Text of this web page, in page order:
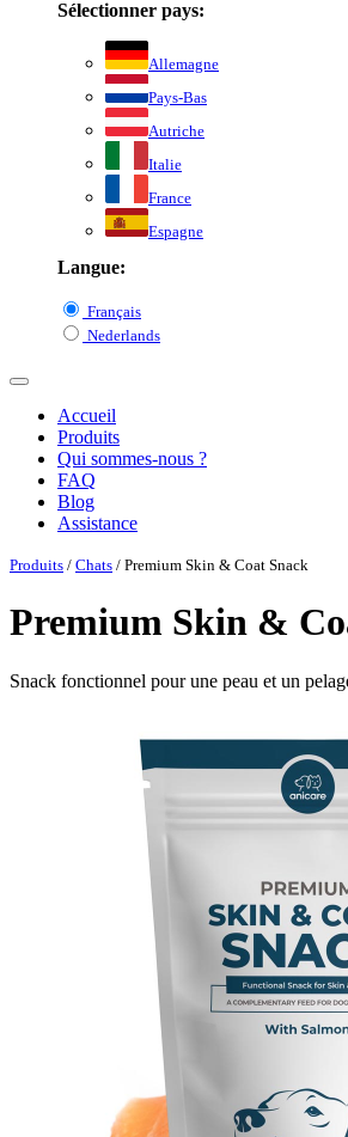
Sélectionner pays:
Allemagne
Pays-Bas
Autriche
Italie
France
Espagne
Langue:
Français
Nederlands
Accueil
Produits
Qui sommes-nous ?
FAQ
Blog
Assistance
Produits / Chats / Premium Skin & Coat Snack
Premium Skin &
Snack fonctionnel pour une peau et un